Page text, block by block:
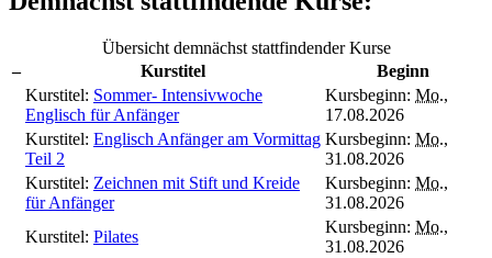
Übersicht demnächst stattfindender Kurse
–
Kurstitel
Beginn
Kurstitel: Sommer- Intensivwoche
Englisch für Anfänger
Kursbeginn: Mo.,
17.08.2026
Kurstitel: Englisch Anfänger am Vormittag
Teil 2
Kursbeginn: Mo.,
31.08.2026
Kurstitel: Zeichnen mit Stift und Kreide
für Anfänger
Kursbeginn: Mo.,
31.08.2026
Kurstitel: Pilates
Kursbeginn: Mo.,
31.08.2026